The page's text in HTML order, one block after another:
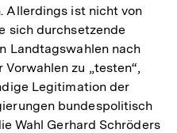
Allerdings ist nicht von
sich durchsetzende
Landtagswahlen nach
zu „testen“,
Legitimation der
bundespolitisch
Wahl Gerhard Schröders